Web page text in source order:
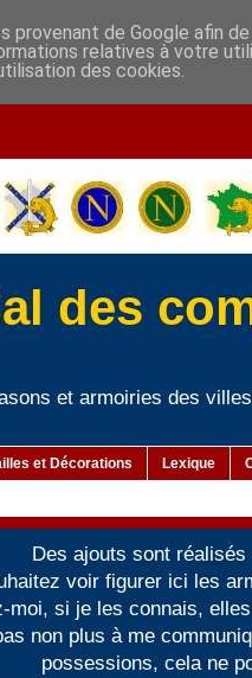
des
et armoiries des
et Décorations Lexique
Des ajouts sont
voir figurer ici les
moi, si je les connais,
non plus à me
possessions, cela ne
provenant de Google afin
relatives à votre
des cookies.